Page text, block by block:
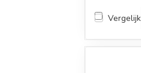
Vergelijk